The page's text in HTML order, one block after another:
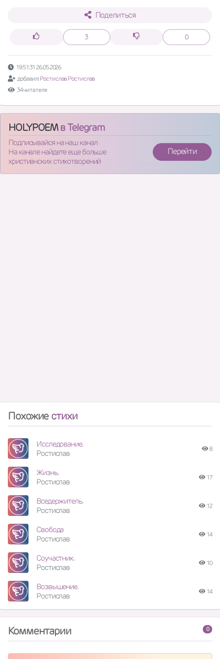
Поделиться
3 0
19:51:31 26.05.2026
добавил: Ростислав Ростислав
34 читателя
HOLYPOEMв Telegram
Подписывайся на наш канал
На канале найдете еще больше
христианских стихотворений
Перейти
Похожие стихи
Исследование.
Ростислав
8
Жизнь.
Ростислав
17
Вседержитель.
Ростислав
12
Свобода
Ростислав
14
Соучастник.
Ростислав
10
Возвышение.
Ростислав
14
0
Комментарии